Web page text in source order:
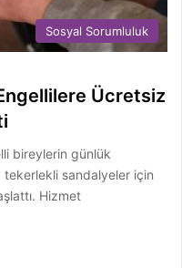
Sosyal Sorumluluk
Ücretsiz
bireylerin günlük
tekerlekli sandalyeler için
Hizmet